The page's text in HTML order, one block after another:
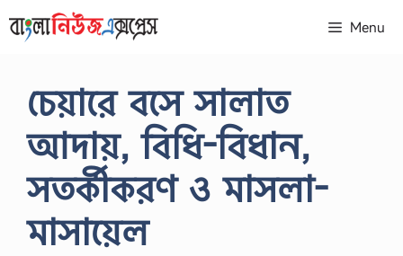
to
Menu
চেয়ারে বসে সালাত
আদায়, বিধি-বিধান,
সতর্কীকরণ ও মাসলা-
মাসায়েল